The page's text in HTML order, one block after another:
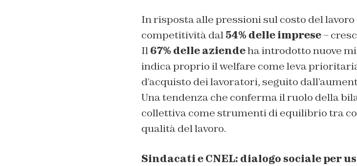
In risposta alle pressioni sul costo del
competitività dal54% delle imprese–
Il67% delle aziendeha introdotto nuove
indica proprio il welfare come leva
d’acquisto dei lavoratori, seguito
Una tendenza che conferma il ruolo della
collettiva come strumenti di equilibrio tra
qualità del lavoro.
Sindacati e CNEL: dialogo sociale per